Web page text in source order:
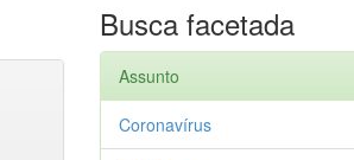
Busca facetada
Assunto
Coronavírus